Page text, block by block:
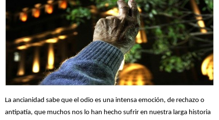
La ancianidad sabe que el odio es una intensa emoción, de rechazo o
antipatía, que muchos nos lo han hecho sufrir en nuestra larga historia